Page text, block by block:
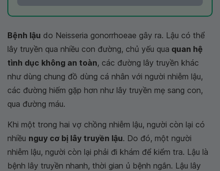
Bệnh lậu do Neisseria gonorrhoeae gây ra. Lậu có thể
lây truyền qua nhiều con đường, chủ yếu qua quan hệ
tình dục không an toàn, các đường lây truyền khác
như dùng chung đồ dùng cá nhân với người nhiễm lậu,
các đường hiếm gặp hơn như lây truyền mẹ sang con,
qua đường máu.
Khi một trong hai vợ chồng nhiễm lậu, người còn lại có
nhiều nguy cơ bị lây truyền lậu. Do đó, một người
nhiễm lậu, người còn lại phải đi khám để kiểm tra. Lậu là
bệnh lây truyền nhanh, thời gian ủ bệnh ngắn. Lậu lây